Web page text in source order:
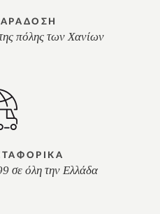
πόλης των Χανίων
σε όλη την Ελλάδα